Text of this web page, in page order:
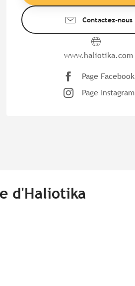
Contactez-nous
www.haliotika.com
Page Facebook
Page Instagram
d'Haliotika